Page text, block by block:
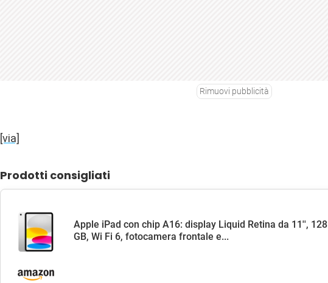
Rimuovi pubblicità
[via]
Prodotti consigliati
Apple iPad con chip A16: display Liquid Retina da 11'', 128
GB, Wi Fi 6, fotocamera frontale e...